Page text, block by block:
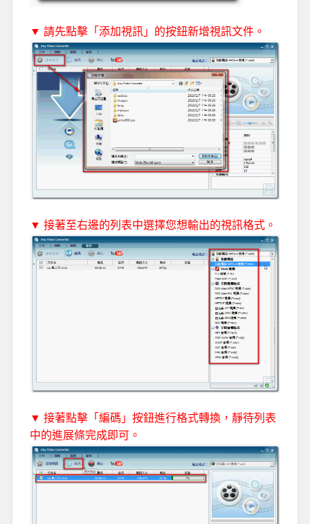
▼ 請先點擊「添加視訊」的按鈕新增視訊文件。
▼ 接著至右邊的列表中選擇您想輸出的視訊格式。
▼ 接著點擊「編碼」按鈕進行格式轉換，靜待列表
中的進展條完成即可。